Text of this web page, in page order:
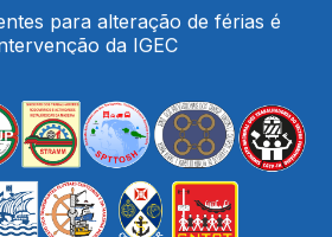
para alteração de férias é
da IGEC
IN com os trabalhadores
do Contrato Colectivo de
sector de mercadorias
inaceitável o modelo de
professores classificadores